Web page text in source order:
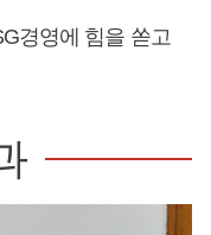
경영에 힘을 쏟고